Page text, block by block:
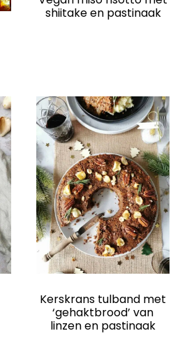
shiitake en pastinaak
Kerskrans tulband met
‘gehaktbrood’ van
linzen en pastinaak